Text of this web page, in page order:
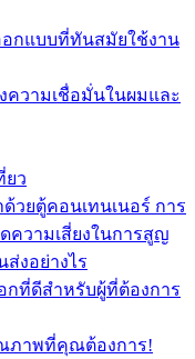
กแบบที่ทันสมัยใช้งาน
ความเชื่อมั่นในผมและ
ยว
วยตู้คอนเทนเนอร์ การ
ความเสี่ยงในการสูญ
งอย่างไร
อกที่ดีสำหรับผู้ที่ต้องการ
ภาพที่คุณต้องการ!